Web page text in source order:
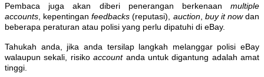
Pembaca juga akan diberi penerangan berkenaan multiple
accounts , kepentinganfeedbacks (reputasi), auction, buy it nowdan
beberapa peraturan atau polisi yang perlu dipatuhi di eBay.
Tahukah anda, jika anda tersilap langkah melanggar polisi eBay
walaupun sekali, risikoaccountanda untuk digantung adalah amat
tinggi.